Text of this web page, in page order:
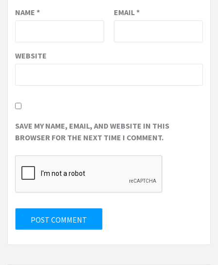
NAME * EMAIL*
WEBSITE
SAVE MY NAME, EMAIL, AND WEBSITE IN THIS
BROWSER FOR THE NEXT TIME I COMMENT.